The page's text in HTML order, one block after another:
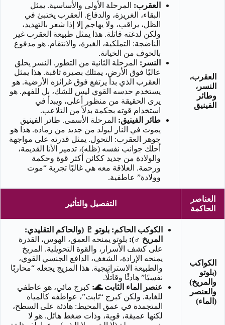
العقرب،
النسر،
وطائر
الفينيق
العقرب: المرحلة الأولى والأساسية. يمثل
البقاء، الغريزة، والدفاع. العقرب يختبئ في
الظل، يراقب، ولا يهاجم إلا إذا شعر بالتهديد،
ولكن لدغته قاتلة. هذا يمثل طبيعة العقرب غير
الناضجة: التملكية، الغيرة، والانتقام. هو مدفوع
بالخوف من الخيانة.
النسر: المرحلة الثانية من التطور. النسر يحلق
عاليًا فوق الأرض، يمتلك بصيرة ثاقبة. هذا يمثل
العقرب الذي بدأ يرتفع فوق غرائزه الأرضية. هو
يستخدم حدسه القوي ليس للشك، بل للفهم. هو
يرى الحقيقة من منظور أعلى، ويبدأ في
استخدام قوته بحكمة بدلاً من التلاعب.
طائر الفينيق: المرحلة الأسمى. طائر الفينيق
يموت في النار ليولد من جديد من رماده. هذا هو
جوهر العقرب: التحول. يمثل قدرته على مواجهة
أحلك جوانب نفسه (ظله)، تدمير الأنا القديمة،
والولادة من جديد ككائن أكثر قوة وحكمة
ورحمة. العلاقة معه هي غالبًا تجربة “موت
وولادة” عاطفية.
العناصر
الحاكمة
التفصيل والتأثير
الكواكب
(بلوتو
والمريخ)
والعنصر
(الماء)
الكوكب الحاكم: بلوتو ♇ (والحاكم التقليدي:
المريخ ♂️): بلوتو يمنحه العمق، الهوس، القدرة
على كشف الأسرار، والقوة التحويلية. المريخ
يمنحه الإرادة، الشغف، الدافع الجنسي القوي،
والطبيعة الاستراتيجية. هذا المزيج يجعله “محاربًا
نفسيًا” هادئًا وقاتلًا.
عنصر الماء الثابت 🌊: كبرج مائي، هو عاطفي
للغاية. ولكن كبرج “ثابت”، عواطفه كالمياه
المتجمدة في عمق المحيط: هادئة على السطح،
لكنها عميقة، قوية، وذات ضغط هائل. هو لا